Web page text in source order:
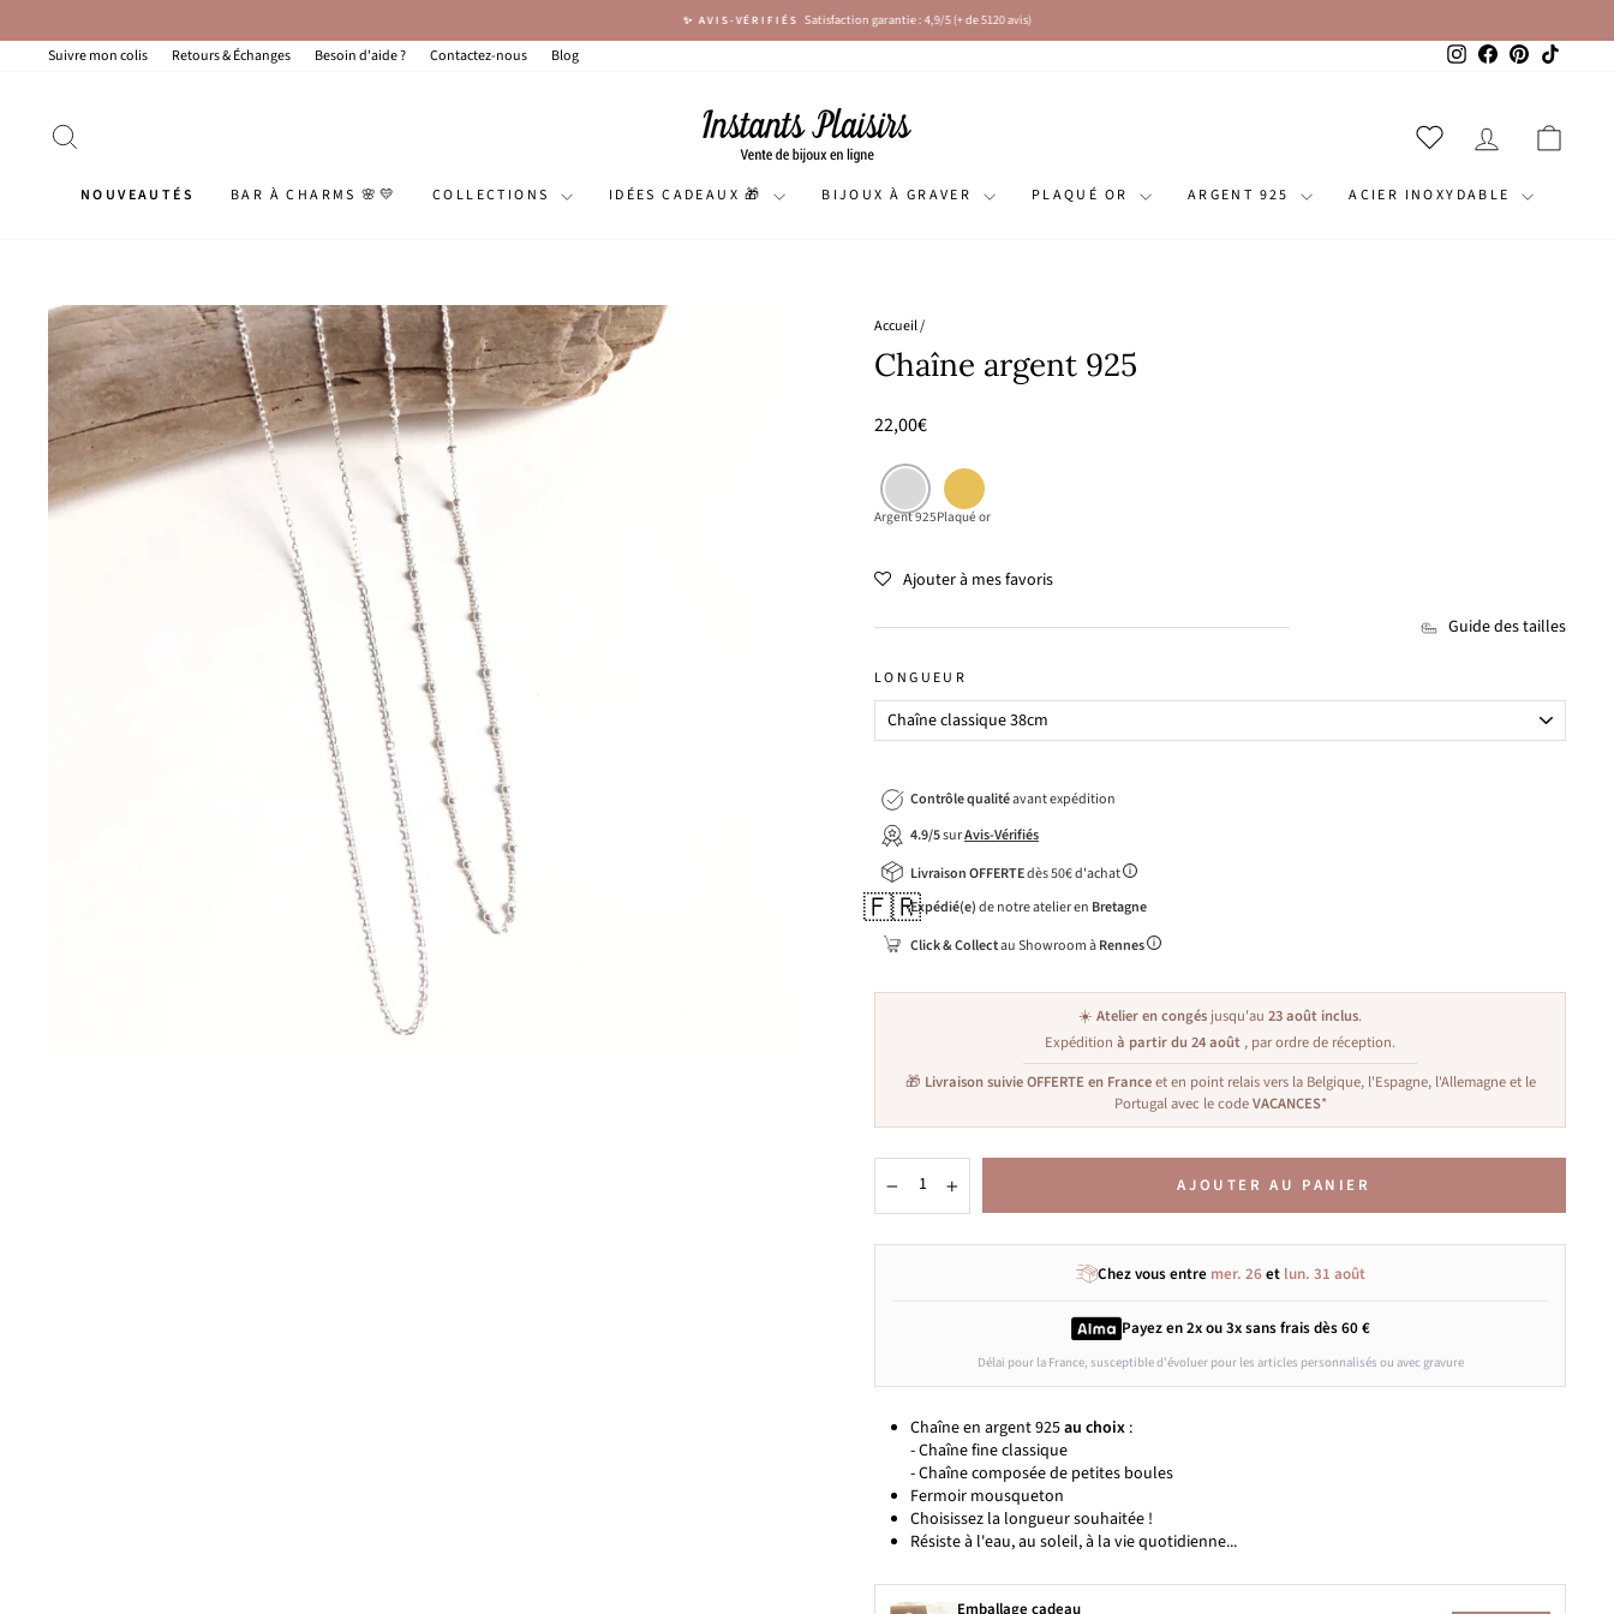
contenu
Diaporama
✨ AVIS-VÉRIFIÉS Satisfaction garantie : 4,9/5 (+ de 5120 avis)
Suivre mon colis Retours & Échanges Besoin d'aide ? Contactez-nous Blog InstagramFacebook
Pinterest
SE
NOUVEAUTÉS BAR À CHARMS 🌸💛 COLLECTIONS IDÉES CADEAUX 🎁 BIJOUX À GRAVER PLAQUÉ OR ARGENT 925 ACIER INOXYDABLE
Accueil/
Chaîne argent 925
Prix
22,00€
Argent 925Plaqué or
Ajouter à mes favoris
Guide des tailles
LONGUEUR
Contrôle qualitéavant expédition
4.9/5surAvis-Vérifiés
Livraison OFFERTEdès 50€ d'achat
🇫🇷Expédié(e)de notre atelier en Bretagne
Click & Collectau Showroom àRennes
☀️ Atelier en congés jusqu'au 23 août inclus.
Expédition à partir du 24 août , par ordre de réception.
🎁 Livraison suivie OFFERTE en Franceet en point relais vers la Belgique, l'Espagne, l'Allemagne et le
Portugal avec le codeVACANCES*
+
AJOUTER AU PANIER
Chez vous entre mer. 26et lun. 31 août
Payez en 2x ou 3xsans fraisdès 60 €
Délai pour la France, susceptible d'évoluer pour les articles personnalisés ou avec gravure
Chaîne en argent 925au choix :
- Chaîne fine classique
- Chaîne composée de petites boules
Fermoir mousqueton
Choisissez la longueur souhaitée !
Résiste à l'eau, au soleil, à la vie quotidienne...
Emballage cadeau